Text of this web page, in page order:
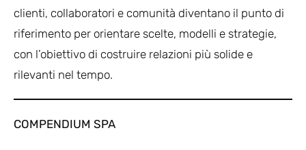
clienti, collaboratori e comunità diventano il punto di
riferimento per orientare scelte, modelli e strategie,
con l’obiettivo di costruire relazioni più solide e
rilevanti nel tempo.
COMPENDIUM SPA